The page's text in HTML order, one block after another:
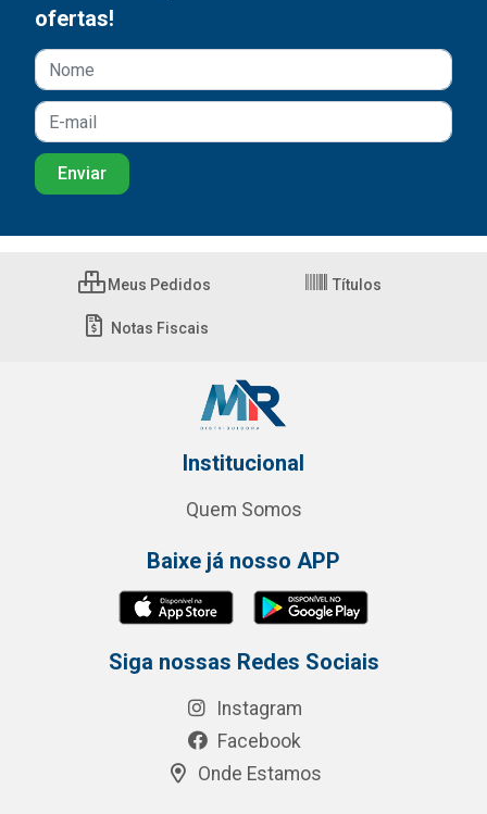
ofertas!
Meus Pedidos Títulos
Notas Fiscais
Institucional
Quem Somos
Baixe já nosso APP
Siga nossas Redes Sociais
Instagram
Facebook
Onde Estamos